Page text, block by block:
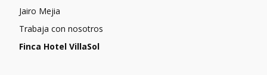
Jairo Mejia
Trabaja con nosotros
Finca Hotel VillaSol